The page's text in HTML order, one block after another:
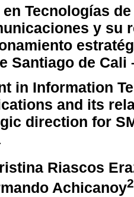
Tecnologías
y su
Santiago de Cali
in Information
and its
direction for
Riascos
Achicanoy2